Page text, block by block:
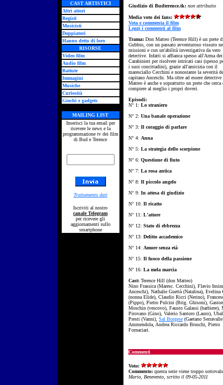
CAST ARTISTICI
Altri attori
Registi
Musicisti
Doppiatori
Hanno detto di loro
RISORSE
Video film
Audio film
Battute
Immagini
Musiche
Curiosità
Giochi e gadgets
MAILING LIST
Inserisci la tua email per
ricevere le news e la
programmazione tv dei film
di Bud e Terence
Trattamento dati
Iscriviti al nostro
canale Telegram
per ricevere gli
aggiornamenti sullo
smartphone
Giudizio di Budterence.tk: non attribuito
Media voto dei fans:
Vota e commenta il film
Leggi i commenti al film
Trama: Don Matteo (Terence Hill) è un prete
Gubbio, con un passato avventuroso vissuto
missioni e con un'abilità investigativa da vero
detective. Infatti si affianca spesso all'Arma dei
Carabinieri per risolvere intricati casi (spesso
i suoi concittadini), grazie all'amicizia con il
maresciallo Cecchini e nonostante la severità
capitano Anceschi. Ma oltre ad essere detective
Matteo è anche e soprattutto un prete che cerca
compiere al meglio i propri doveri.
Episodi:
N° 1: Lo straniero
N° 2: Una banale operazione
N° 3: Il coraggio di parlare
N° 4: Anna
N° 5: La strategia dello scorpione
N° 6: Questione di fiuto
N° 7: La rosa antica
N° 8: Il piccolo angelo
N° 9: In attesa di giudizio
N° 10: Il ricatto
N° 11: L'attore
N° 12: Stato di ebbrezza
N° 13: Delitto accademico
N° 14: Amore senza età
N° 15: Il fuoco della passione
N° 16: La mela marcia
Cast: Terence Hill (don Matteo)
Nino Frassica (Maresc. Cecchini), Flavio
Anceschi), Nathalie Guettà (Natalina), Evelina
(nonna Elide), Claudio Ricci (Nerino),
(Pippo), Pietro Pulcini (Brig. Ghisoni),
Moschin (vescovo), Fausto Galassi (barbiere),
Pirovano (Gino), Valerio Santoro (Lauro),
Presti (Vanni), Sal Borgese (Gaetano
Ammendola, Andrea Riccardo Bruschi, Pietro
Fornaciari.
Commenti
Voto:
Commento: questa serie viene troppo
Mario, Benevento, scritto il 09-05-2011